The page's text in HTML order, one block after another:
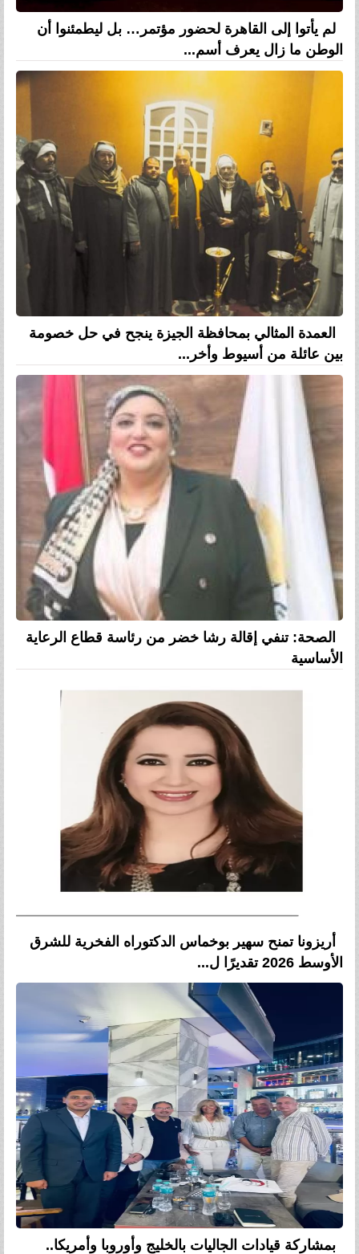
لم يأتوا إلى القاهرة لحضور مؤتمر… بل ليطمئنوا أن
الوطن ما زال يعرف أسم...
العمدة المثالي بمحافظة الجيزة ينجح في حل خصومة
بين عائلة من أسيوط وأخر...
الصحة: تنفي إقالة رشا خضر من رئاسة قطاع الرعاية
الأساسية
أريزونا تمنح سهير بوخماس الدكتوراه الفخرية للشرق
الأوسط 2026 تقديرًا ل...
بمشاركة قيادات الجاليات بالخليج وأوروبا وأمريكا..